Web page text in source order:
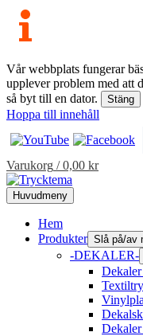
Vår webbplats fungerar
upplever problem med att
så byt till en dator.
Stäng
Hoppa till innehåll
Varukorg /0,00 kr
Huvudmeny
Hem
Produkter Slå på/av
-DEKALER-